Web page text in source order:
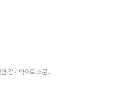
지금까지 "가짜 감기약 먹었습니다" 천연 감기약으로 소문난 의외의 과일 1위